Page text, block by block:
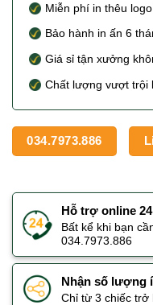
Miễn phí in thêu logo
Bảo hành in ấn 6
Giá sỉ tận xưởng
Chất lượng vượt trội
034.7973.886
Hỗ trợ online
Bất kể khi bạn
034.7973.886
Nhận số lượng
Chỉ từ 3 chiếc trở